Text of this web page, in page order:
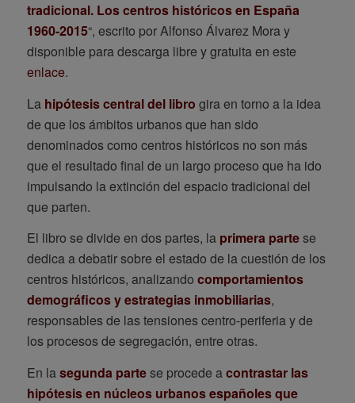
tradicional. Los centros históricos en España
1960-2015“, escrito por Alfonso Álvarez Mora y
disponible para descarga libre y gratuita en este
enlace.
Lahipótesis central del libro gira en torno a la idea
de que los ámbitos urbanos que han sido
denominados como centros históricos no son más
que el resultado final de un largo proceso que ha ido
impulsando la extinción del espacio tradicional del
que parten.
El libro se divide en dos partes, la primera partese
dedica a debatir sobre el estado de la cuestión de los
centros históricos, analizando comportamientos
demográficos y estrategias inmobiliarias,
responsables de las tensiones centro-periferia y de
los procesos de segregación, entre otras.
En lasegunda partese procede acontrastar las
hipótesis en núcleos urbanos españoles que